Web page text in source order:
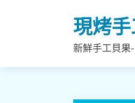
現烤
新鮮手工貝果